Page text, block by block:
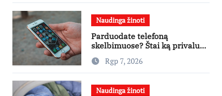
teatruose – nuo rugpjūčio 7-
osios
Naudinga žinoti
Parduodate telefoną
skelbimuose? Štai ką privalu
padaryti
Rgp 7, 2026
Naudinga žinoti